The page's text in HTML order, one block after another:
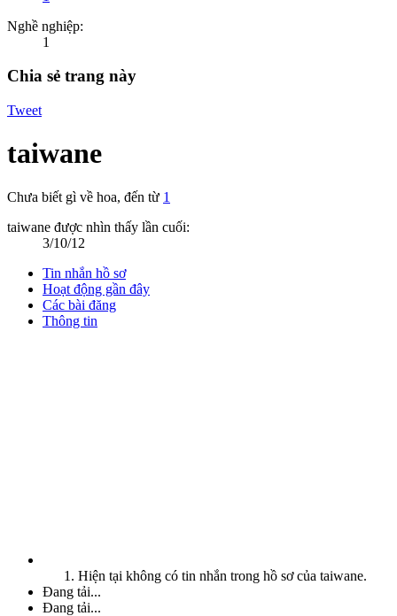
Nghề nghiệp:
1
Chia sẻ trang này
Tweet
taiwane
Chưa biết gì về hoa, đến từ 1
taiwane được nhìn thấy lần cuối:
3/10/12
Tin nhắn hồ sơ
Hoạt động gần đây
Các bài đăng
Thông tin
Hiện tại không có tin nhắn trong hồ sơ của taiwane.
Đang tải...
Đang tải...